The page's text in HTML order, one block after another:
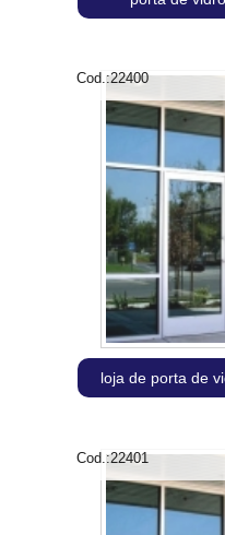
Cod.:22400
loja de porta de
Cod.:22401